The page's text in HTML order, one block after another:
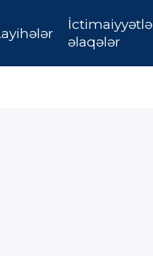
İctimaiyyətlə
əlaqələr